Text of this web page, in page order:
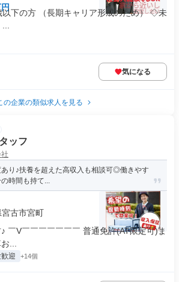
以下の方 （長期キャリア形成のため） ◇未
気になる
の企業の類似求人を見る
ッフ
り♪扶養を超えた高収入も相談可◎働きやす
時間も持て...
古市宮町
￣V￣￣￣￣￣￣￣ 普通免許(AT限定可)ま
...
迎 +14個